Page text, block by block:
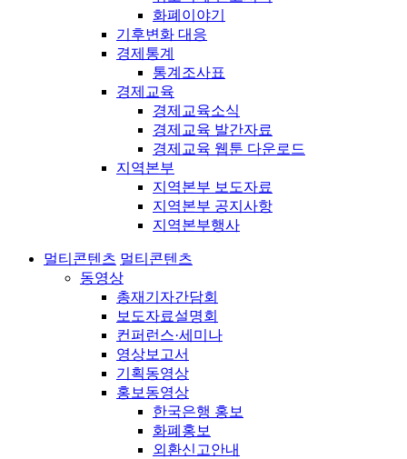
화폐이야기
기후변화 대응
경제통계
통계조사표
경제교육
경제교육소식
경제교육 발간자료
경제교육 웹툰 다운로드
지역본부
지역본부 보도자료
지역본부 공지사항
지역본부행사
멀티콘텐츠 멀티콘텐츠
동영상
총재기자간담회
보도자료설명회
컨퍼런스·세미나
영상보고서
기획동영상
홍보동영상
한국은행 홍보
화폐홍보
외환신고안내